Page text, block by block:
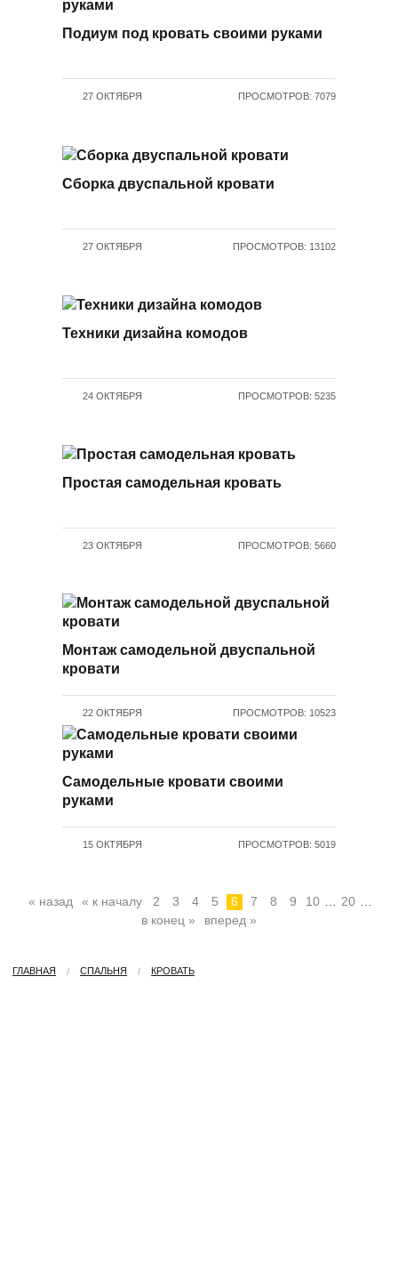
Подиум под кровать своими руками
27 ОКТЯБРЯ ПРОСМОТРОВ: 7079
Сборка двуспальной кровати
27 ОКТЯБРЯ ПРОСМОТРОВ: 13102
Техники дизайна комодов
24 ОКТЯБРЯ ПРОСМОТРОВ: 5235
Простая самодельная кровать
23 ОКТЯБРЯ ПРОСМОТРОВ: 5660
Монтаж самодельной двуспальной
кровати
22 ОКТЯБРЯ ПРОСМОТРОВ: 10523
Самодельные кровати своими
руками
15 ОКТЯБРЯ ПРОСМОТРОВ: 5019
« назад « к началу 2 3 4 5 6 7 8 9 10 20
в конец »
вперед »
ГЛАВНАЯ СПАЛЬНЯ КРОВАТЬ